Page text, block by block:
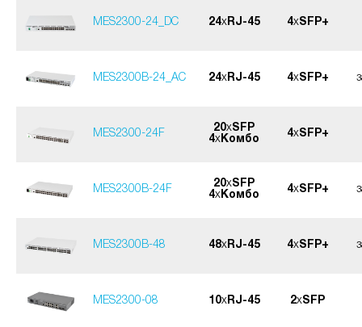
MES2300-24_DC 24xRJ-45 4xSFP+
MES2300B-24_AC 24xRJ-45 4xSFP+
MES2300-24F
20xSFP
4x Комбо
4xSFP+
MES2300B-24F
20xSFP
4x Комбо
4xSFP+
MES2300B-48 48xRJ-45 4xSFP+
MES2300-08 10xRJ-45 2xSFP